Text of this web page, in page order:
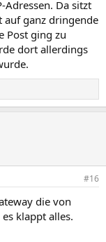
Adressen. Da sitzt
auf ganz dringende
Post ging zu
dort allerdings
#16
die von
klappt alles.